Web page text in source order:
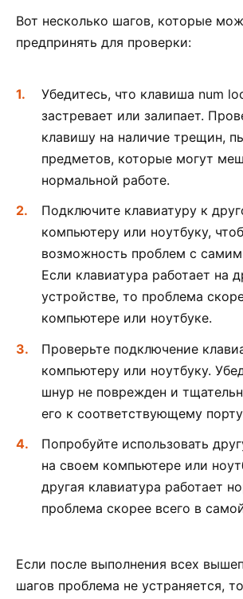
Вот несколько шагов, которые
предпринять для проверки:
Убедитесь, что клавиша num
застревает или залипает.
клавишу на наличие трещин,
предметов, которые могут
нормальной работе.
Подключите клавиатуру к
компьютеру или ноутбуку,
возможность проблем с
Если клавиатура работает на
устройстве, то проблема
компьютере или ноутбуке.
Проверьте подключение
компьютеру или ноутбуку.
шнур не поврежден и
его к соответствующему
Попробуйте использовать
на своем компьютере или
другая клавиатура работает
проблема скорее всего в
Если после выполнения всех
шагов проблема не устраняется,